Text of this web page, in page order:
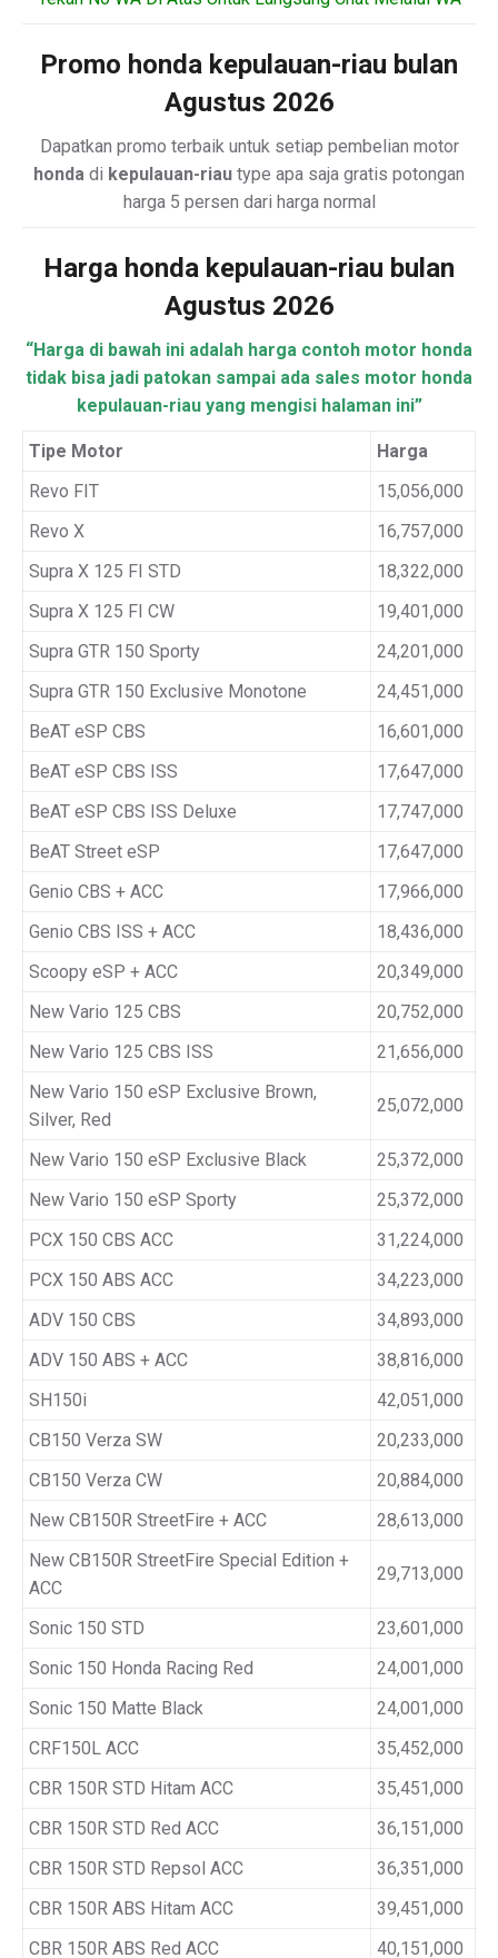
Promo honda kepulauan-riau bulan
Agustus 2026
Dapatkan promo terbaik untuk setiap pembelian motor
honda di kepulauan-riau type apa saja gratis potongan
harga 5 persen dari harga normal
Harga honda kepulauan-riau bulan
Agustus 2026
“Harga di bawah ini adalah harga contoh motor honda
tidak bisa jadi patokan sampai ada sales motor honda
kepulauan-riau yang mengisi halaman ini”
Tipe Motor
Harga
Revo FIT
15,056,000
Revo X
16,757,000
Supra X 125 FI STD
18,322,000
Supra X 125 FI CW
19,401,000
Supra GTR 150 Sporty
24,201,000
Supra GTR 150 Exclusive Monotone
24,451,000
BeAT eSP CBS
16,601,000
BeAT eSP CBS ISS
17,647,000
BeAT eSP CBS ISS Deluxe
17,747,000
BeAT Street eSP
17,647,000
Genio CBS + ACC
17,966,000
Genio CBS ISS + ACC
18,436,000
Scoopy eSP + ACC
20,349,000
New Vario 125 CBS
20,752,000
New Vario 125 CBS ISS
21,656,000
New Vario 150 eSP Exclusive Brown,
Silver, Red
25,072,000
New Vario 150 eSP Exclusive Black
25,372,000
New Vario 150 eSP Sporty
25,372,000
PCX 150 CBS ACC
31,224,000
PCX 150 ABS ACC
34,223,000
ADV 150 CBS
34,893,000
ADV 150 ABS + ACC
38,816,000
SH150i
42,051,000
CB150 Verza SW
20,233,000
CB150 Verza CW
20,884,000
New CB150R StreetFire + ACC
28,613,000
New CB150R StreetFire Special Edition +
ACC
29,713,000
Sonic 150 STD
23,601,000
Sonic 150 Honda Racing Red
24,001,000
Sonic 150 Matte Black
24,001,000
CRF150L ACC
35,452,000
CBR 150R STD Hitam ACC
35,451,000
CBR 150R STD Red ACC
36,151,000
CBR 150R STD Repsol ACC
36,351,000
CBR 150R ABS Hitam ACC
39,451,000
CBR 150R ABS Red ACC
40,151,000